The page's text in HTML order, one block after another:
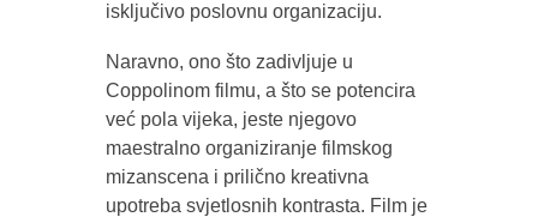
isključivo poslovnu organizaciju.
Naravno, ono što zadivljuje u
Coppolinom filmu, a što se potencira
već pola vijeka, jeste njegovo
maestralno organiziranje filmskog
mizanscena i prilično kreativna
upotreba svjetlosnih kontrasta. Film je